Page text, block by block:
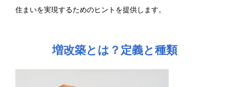
住まいを実現するためのヒントを提供します。
増改築とは？定義と種類